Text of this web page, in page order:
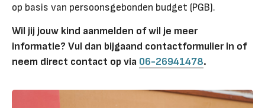
op basis van persoonsgebonden budget (PGB).
Wil jij jouw kind aanmelden of wil je meer
informatie? Vul dan bijgaand contactformulier in of
neem direct contact op via 06-26941478.